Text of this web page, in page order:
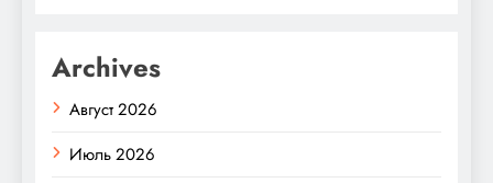
Archives
Август 2026
Июль 2026